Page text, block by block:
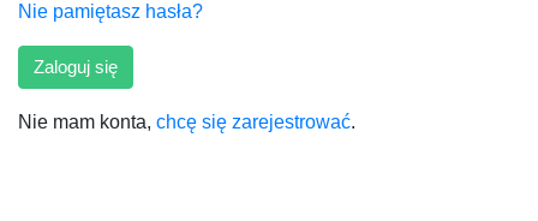
Nie pamiętasz hasła?
Zaloguj się
Nie mam konta, chcę się zarejestrować.